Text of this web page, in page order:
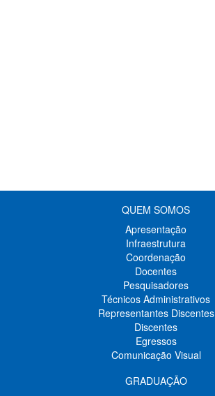
QUEM SOMOS
Apresentação
Infraestrutura
Coordenação
Docentes
Pesquisadores
Técnicos Administrativos
Representantes Discentes
Discentes
Egressos
Comunicação Visual
GRADUAÇÃO